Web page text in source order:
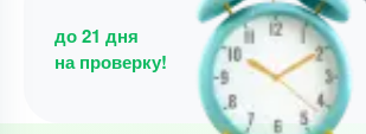
до 21 дня
на проверку!